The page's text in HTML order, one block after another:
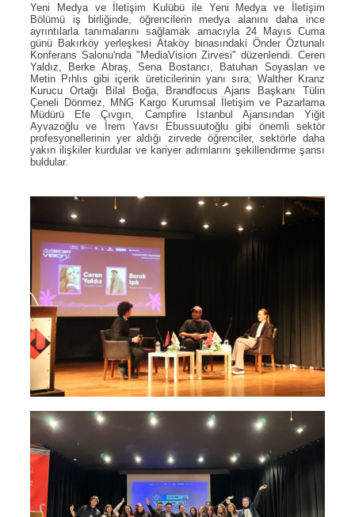
Yeni Medya ve İletişim Kulübü ile Yeni Medya ve İletişim
Bölümü iş birliğinde, öğrencilerin medya alanını daha ince
ayrıntılarla tanımalarını sağlamak amacıyla 24 Mayıs Cuma
günü Bakırköy yerleşkesi Ataköy binasındaki Önder Öztunalı
Konferans Salonu'nda "MediaVision Zirvesi" düzenlendi. Ceren
Yaldız, Berke Abraş, Sena Bostancı, Batuhan Soyaslan ve
Metin Pıhlıs gibi içerik üreticilerinin yanı sıra; Walther Kranz
Kurucu Ortağı Bilal Boğa, Brandfocus Ajans Başkanı Tülin
Çeneli Dönmez, MNG Kargo Kurumsal İletişim ve Pazarlama
Müdürü Efe Çıvgın, Campfire İstanbul Ajansından Yiğit
Ayvazoğlu ve İrem Yavsı Ebussuutoğlu gibi önemli sektör
profesyonellerinin yer aldığı zirvede öğrenciler, sektörle daha
yakın ilişkiler kurdular ve kariyer adımlarını şekillendirme şansı
buldular.